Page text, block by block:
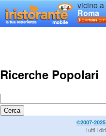
vicino a
Roma
Ricerche Popolari
©2007-
Tutti I